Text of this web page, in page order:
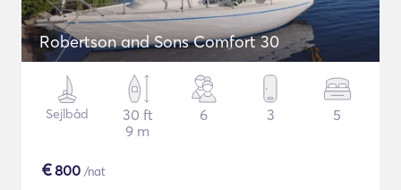
Robertson and Sons Comfort 30
Sejlbåd
30 ft
9 m
6 3 5
€800 /nat